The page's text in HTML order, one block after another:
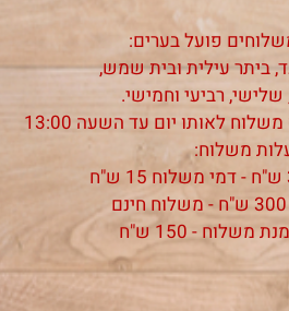
פועל בערים:
ביתר עילית ובית שמש,
רביעי וחמישי.
לאותו יום עד השעה 13:00
משלוח:
משלוח - 150 ש"ח